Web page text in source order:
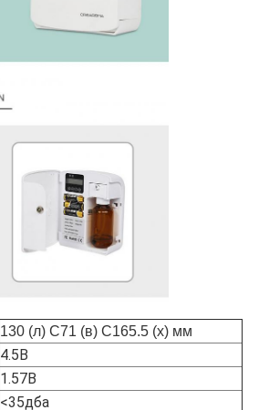
130 (л) С71 (в) С165.5 (х) мм
4.5В
1.57В
<35дба